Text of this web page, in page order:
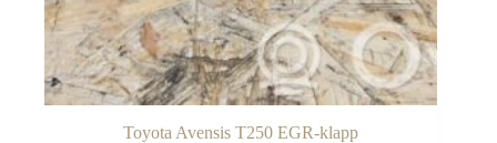
Toyota Avensis T250 EGR-klapp